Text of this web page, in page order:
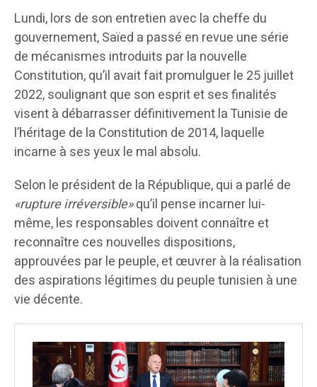
Lundi, lors de son entretien avec la cheffe du
gouvernement, Saïed a passé en revue une série
de mécanismes introduits par la nouvelle
Constitution, qu’il avait fait promulguer le 25 juillet
2022, soulignant que son esprit et ses finalités
visent à débarrasser définitivement la Tunisie de
l’héritage de la Constitution de 2014, laquelle
incarne à ses yeux le mal absolu.
Selon le président de la République, qui a parlé de
«rupture irréversible»qu’il pense incarner lui-
même, les responsables doivent connaître et
reconnaître ces nouvelles dispositions,
approuvées par le peuple, et œuvrer à la réalisation
des aspirations légitimes du peuple tunisien à une
vie décente.